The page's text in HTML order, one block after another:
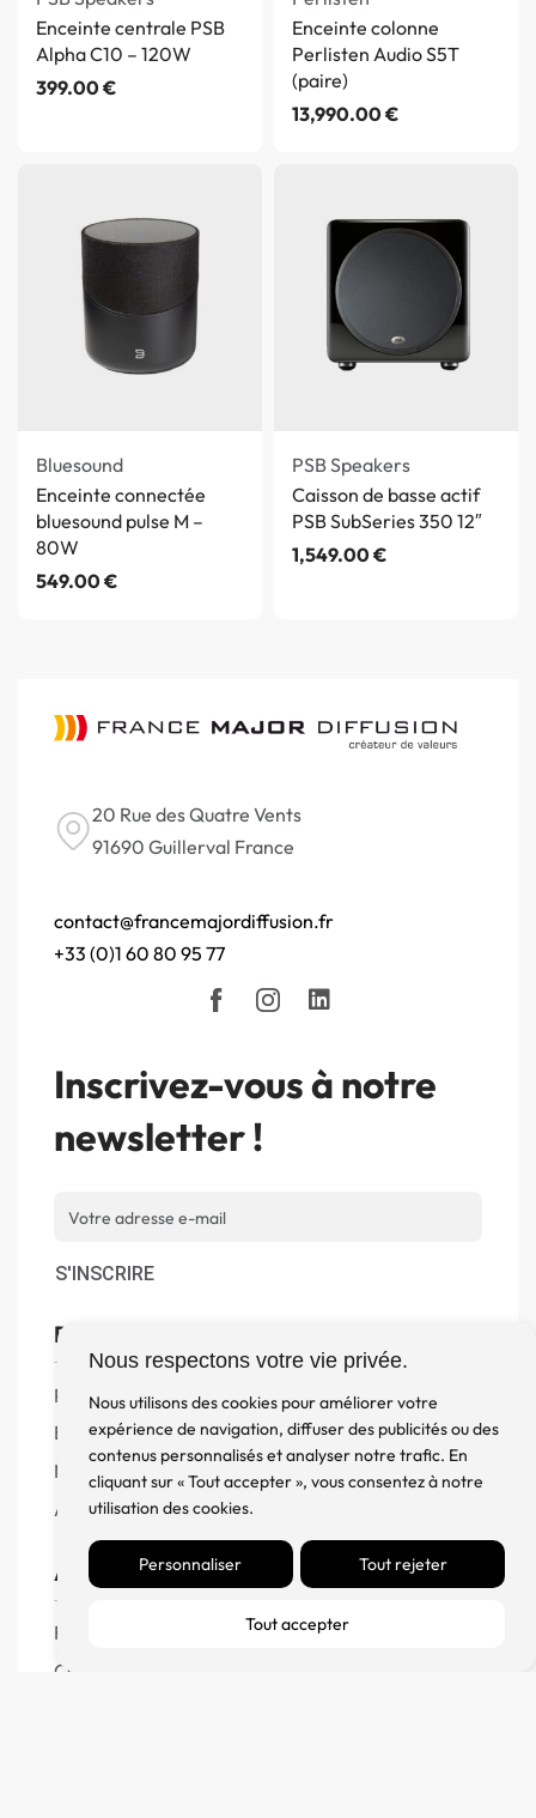
Nous respectons votre vie privée.
Nous utilisons des cookies pour améliorer votre
expérience de navigation, diffuser des publicités ou des
contenus personnalisés et analyser notre trafic. En
cliquant sur « Tout accepter », vous consentez à notre
utilisation des cookies.
Personnaliser Tout rejeter
Tout accepter
Enceinte centrale PSB
Alpha C10 – 120W
399.00€
Enceinte colonne
Perlisten Audio S5T
(paire)
13,990.00€
Bluesound
Enceinte connectée
bluesound pulse M –
80W
549.00€
PSB Speakers
Caisson de basse actif
PSB SubSeries 350 12″
1,549.00€
20 Rue des Quatre Vents
91690 Guillerval France
contact@francemajordiffusion.fr
+33 (0)1 60 80 95 77
Inscrivez-vous à notre
newsletter !
S'INSCRIRE
Boutique
Produits
Enceintes
Meuble, Rack et Support
Accessoires
Aide
FAQ
CGV